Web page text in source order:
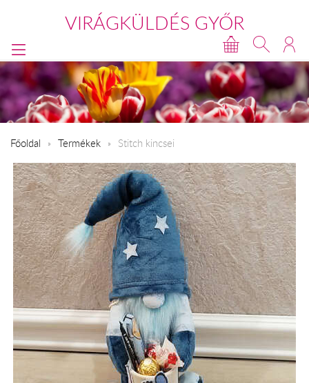
VIRÁGKÜLDÉS GYŐR
Főoldal Termékek Stitch kincsei